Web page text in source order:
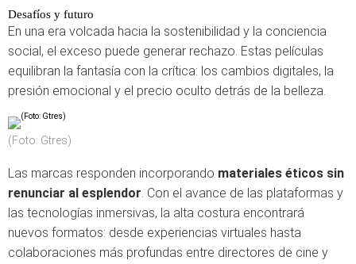
Desafíos y futuro
En una era volcada hacia la sostenibilidad y la conciencia
social, el exceso puede generar rechazo. Estas películas
equilibran la fantasía con la crítica: los cambios digitales, la
presión emocional y el precio oculto detrás de la belleza.
(Foto: Gtres)
Las marcas responden incorporando materiales éticos sin
renunciar al esplendor. Con el avance de las plataformas y
las tecnologías inmersivas, la alta costura encontrará
nuevos formatos: desde experiencias virtuales hasta
colaboraciones más profundas entre directores de cine y